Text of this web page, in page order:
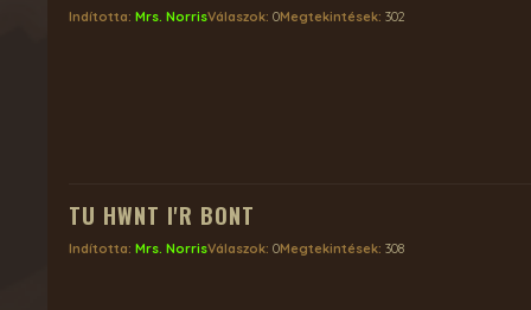
Indította: Mrs. NorrisVálaszok: 0Megtekintések: 302
TU HWNT I'R BONT
Indította: Mrs. NorrisVálaszok: 0Megtekintések: 308